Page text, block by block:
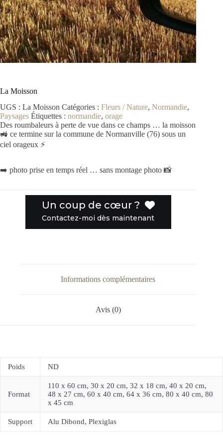
La Moisson
UGS : La Moisson Catégories : Fleurs / Nature, Normandie,
Paysages Étiquettes : normandie, orage
Des roumbaleurs à perte de vue dans ce champs … la moisson
🚜 ce termine sur la commune de Normanville (76) sous un
ciel orageux ⚡️
➡️ photo prise en temps réel … sans montage photo 📸
Un coup de cœur ?
Contactez-moi dès maintenant
Informations complémentaires
Avis (0)
Poids ND
Format
110 x 60 cm, 30 x 20 cm, 32 x 18 cm, 40 x 20 cm,
48 x 27 cm, 60 x 40 cm, 64 x 36 cm, 80 x 40 cm, 80
x 45 cm
Support Alu Dibond, Plexiglas